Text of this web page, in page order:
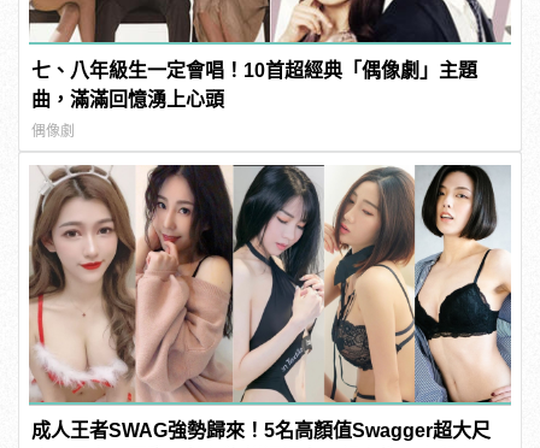
七、八年級生一定會唱！10首超經典「偶像劇」主題
曲，滿滿回憶湧上心頭
偶像劇
成人王者SWAG強勢歸來！5名高顏值Swagger超大尺